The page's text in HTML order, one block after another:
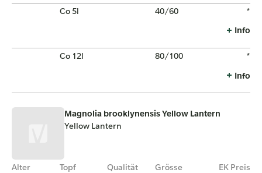
Co 5l
40/60 *
Info
Co 12l 80/100 *
Info
Magnolia brooklynensis Yellow Lantern
Yellow Lantern
Alter Topf Qualität Grösse
EK Preis